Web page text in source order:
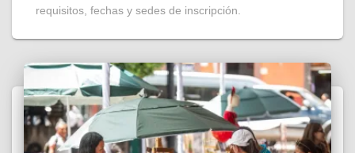
requisitos, fechas y sedes de inscripción.